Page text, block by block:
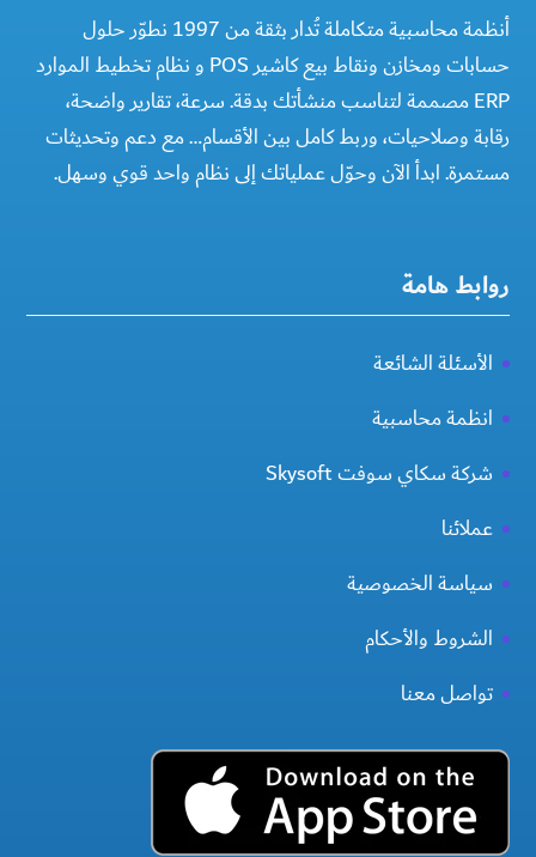
أنظمة محاسبية متكاملة تُدار بثقة من 1997 نطوّر حلول
حسابات ومخازن ونقاط بيع كاشير POS و نظام تخطيط الموارد
ERP مصممة لتناسب منشأتك بدقة. سرعة، تقارير واضحة،
رقابة وصلاحيات، وربط كامل بين الأقسام… مع دعم وتحديثات
مستمرة. ابدأ الآن وحوّل عملياتك إلى نظام واحد قوي وسهل.
روابط هامة
الأسئلة الشائعة
انظمة محاسبية
شركة سكاي سوفت Skysoft
عملائنا
سياسة الخصوصية
الشروط والأحكام
تواصل معنا